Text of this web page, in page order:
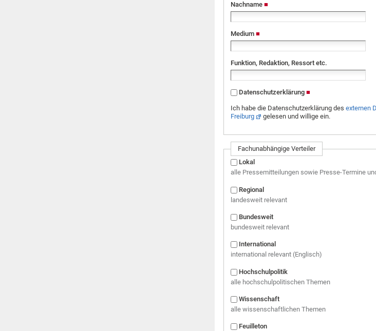
Nachname
Medium
Funktion, Redaktion, Ressort etc.
Datenschutzerklärung
Ich habe die Datenschutzerklärung desexternen
Freiburg
gelesen und willige ein.
Fachunabhängige Verteiler
Lokal
alle Pressemitteilungen sowie Presse-Termine
Regional
landesweit relevant
Bundesweit
bundesweit relevant
International
international relevant (Englisch)
Hochschulpolitik
alle hochschulpolitischen Themen
Wissenschaft
alle wissenschaftlichen Themen
Feuilleton